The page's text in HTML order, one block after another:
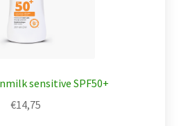
sensitive SPF50+
€14,75